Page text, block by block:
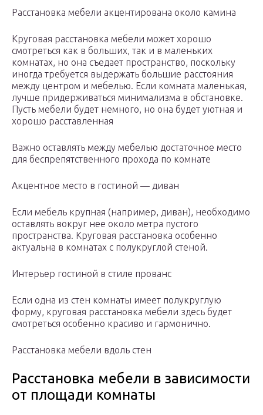
Расстановка мебели акцентирована около камина
Круговая расстановка мебели может хорошо
смотреться как в больших, так и в маленьких
комнатах, но она съедает пространство, поскольку
иногда требуется выдержать большие расстояния
между центром и мебелью. Если комната маленькая,
лучше придерживаться минимализма в обстановке.
Пусть мебели будет немного, но она будет уютная и
хорошо расставленная
Важно оставлять между мебелью достаточное место
для беспрепятственного прохода по комнате
Акцентное место в гостиной — диван
Если мебель крупная (например, диван), необходимо
оставлять вокруг нее около метра пустого
пространства. Круговая расстановка особенно
актуальна в комнатах с полукруглой стеной.
Интерьер гостиной в стиле прованс
Если одна из стен комнаты имеет полукруглую
форму, круговая расстановка мебели здесь будет
смотреться особенно красиво и гармонично.
Расстановка мебели вдоль стен
Расстановка мебели в зависимости
от площади комнаты